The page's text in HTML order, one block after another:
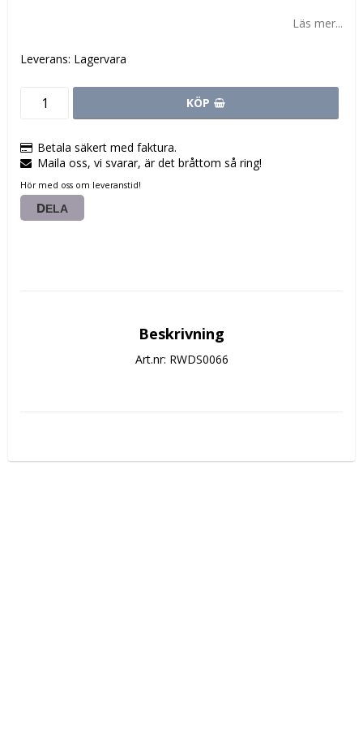
Läs mer...
Leverans: Lagervara
KÖP
Betala säkert med faktura.
Maila oss, vi svarar, är det bråttom så ring!
Hör med oss om leveranstid!
DELA
Beskrivning
Art.nr: RWDS0066